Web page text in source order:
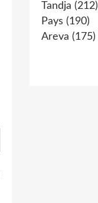
Tandja (212)
Pays (190)
Areva (175)